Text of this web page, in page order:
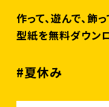
作って、遊んで、飾
型紙を無料ダウン
#夏休み